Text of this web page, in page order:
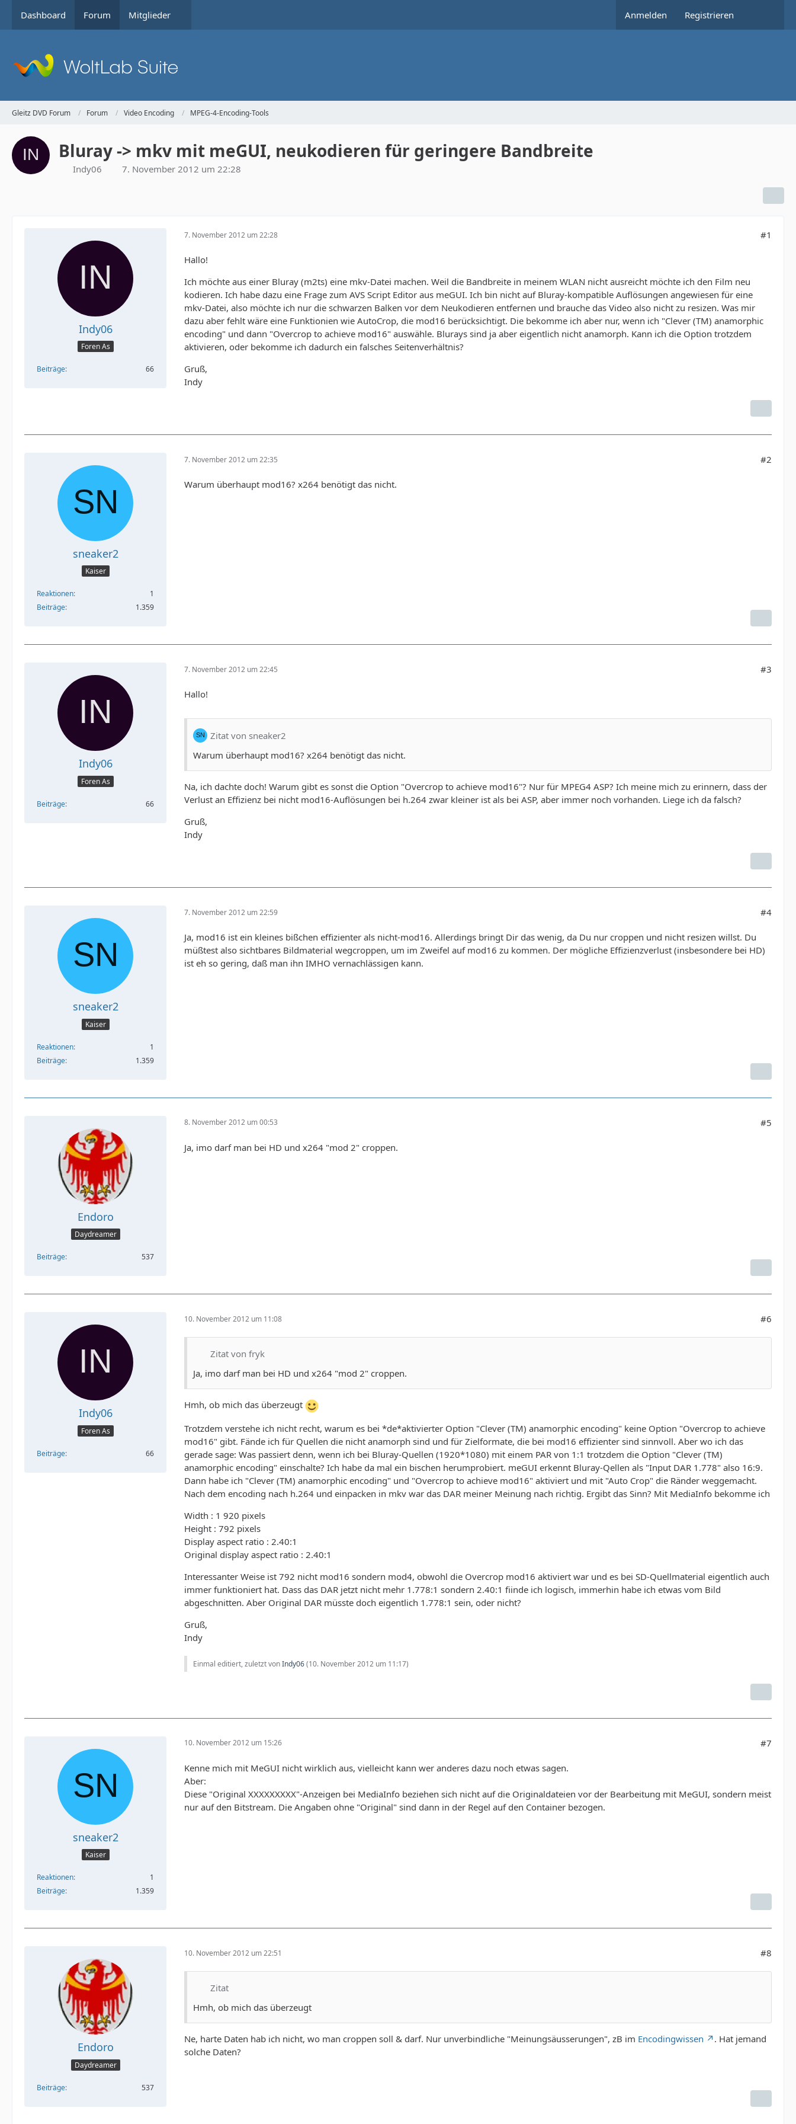
Dashboard Forum Mitglieder Anmelden Registrieren
Gleitz DVD Forum Forum Video Encoding MPEG-4-Encoding-Tools
Bluray -> mkv mit meGUI, neukodieren für geringere Bandbreite
Indy06 7. November 2012 um 22:28
Indy06
Foren As
Beiträge 66
7. November 2012 um 22:28 #1
Hallo!
Ich möchte aus einer Bluray (m2ts) eine mkv-Datei machen. Weil die Bandbreite in meinem WLAN nicht ausreicht möchte ich den Film neu
kodieren. Ich habe dazu eine Frage zum AVS Script Editor aus meGUI. Ich bin nicht auf Bluray-kompatible Auflösungen angewiesen für eine
mkv-Datei, also möchte ich nur die schwarzen Balken vor dem Neukodieren entfernen und brauche das Video also nicht zu resizen. Was mir
dazu aber fehlt wäre eine Funktionien wie AutoCrop, die mod16 berücksichtigt. Die bekomme ich aber nur, wenn ich "Clever (TM) anamorphic
encoding" und dann "Overcrop to achieve mod16" auswähle. Blurays sind ja aber eigentlich nicht anamorph. Kann ich die Option trotzdem
aktivieren, oder bekomme ich dadurch ein falsches Seitenverhältnis?
Gruß,
Indy
sneaker2
Kaiser
Reaktionen
1
Beiträge
1.359
7. November 2012 um 22:35 #2
Warum überhaupt mod16? x264 benötigt das nicht.
Indy06
Foren As
Beiträge 66
7. November 2012 um 22:45 #3
Hallo!
Zitat von sneaker2
Warum überhaupt mod16? x264 benötigt das nicht.
Na, ich dachte doch! Warum gibt es sonst die Option "Overcrop to achieve mod16"? Nur für MPEG4 ASP? Ich meine mich zu erinnern, dass der
Verlust an Effizienz bei nicht mod16-Auflösungen bei h.264 zwar kleiner ist als bei ASP, aber immer noch vorhanden. Liege ich da falsch?
Gruß,
Indy
sneaker2
Kaiser
Reaktionen
1
Beiträge
1.359
7. November 2012 um 22:59 #4
Ja, mod16 ist ein kleines bißchen effizienter als nicht-mod16. Allerdings bringt Dir das wenig, da Du nur croppen und nicht resizen willst. Du
müßtest also sichtbares Bildmaterial wegcroppen, um im Zweifel auf mod16 zu kommen. Der mögliche Effizienzverlust (insbesondere bei HD)
ist eh so gering, daß man ihn IMHO vernachlässigen kann.
Endoro
Daydreamer
Beiträge 537
8. November 2012 um 00:53 #5
Ja, imo darf man bei HD und x264 "mod 2" croppen.
Indy06
Foren As
Beiträge 66
10. November 2012 um 11:08 #6
Zitat von fryk
Ja, imo darf man bei HD und x264 "mod 2" croppen.
Hmh, ob mich das überzeugt
Trotzdem verstehe ich nicht recht, warum es bei *de*aktivierter Option "Clever (TM) anamorphic encoding" keine Option "Overcrop to achieve
mod16" gibt. Fände ich für Quellen die nicht anamorph sind und für Zielformate, die bei mod16 effizienter sind sinnvoll. Aber wo ich das
gerade sage: Was passiert denn, wenn ich bei Bluray-Quellen (1920*1080) mit einem PAR von 1:1 trotzdem die Option "Clever (TM)
anamorphic encoding" einschalte? Ich habe da mal ein bischen herumprobiert. meGUI erkennt Bluray-Qellen als "Input DAR 1.778" also 16:9.
Dann habe ich "Clever (TM) anamorphic encoding" und "Overcrop to achieve mod16" aktiviert und mit "Auto Crop" die Ränder weggemacht.
Nach dem encoding nach h.264 und einpacken in mkv war das DAR meiner Meinung nach richtig. Ergibt das Sinn? Mit MediaInfo bekomme ich
Width : 1 920 pixels
Height : 792 pixels
Display aspect ratio : 2.40:1
Original display aspect ratio : 2.40:1
Interessanter Weise ist 792 nicht mod16 sondern mod4, obwohl die Overcrop mod16 aktiviert war und es bei SD-Quellmaterial eigentlich auch
immer funktioniert hat. Dass das DAR jetzt nicht mehr 1.778:1 sondern 2.40:1 fiinde ich logisch, immerhin habe ich etwas vom Bild
abgeschnitten. Aber Original DAR müsste doch eigentlich 1.778:1 sein, oder nicht?
Gruß,
Indy
Einmal editiert, zuletzt vonIndy06(10. November 2012 um 11:17)
sneaker2
Kaiser
Reaktionen
1
Beiträge
1.359
10. November 2012 um 15:26 #7
Kenne mich mit MeGUI nicht wirklich aus, vielleicht kann wer anderes dazu noch etwas sagen.
Aber:
Diese "Original XXXXXXXXX"-Anzeigen bei MediaInfo beziehen sich nicht auf die Originaldateien vor der Bearbeitung mit MeGUI, sondern meist
nur auf den Bitstream. Die Angaben ohne "Original" sind dann in der Regel auf den Container bezogen.
Endoro
Daydreamer
Beiträge 537
10. November 2012 um 22:51 #8
Zitat
Hmh, ob mich das überzeugt
Ne, harte Daten hab ich nicht, wo man croppen soll & darf. Nur unverbindliche "Meinungsäusserungen", zB im Encodingwissen
. Hat jemand
solche Daten?